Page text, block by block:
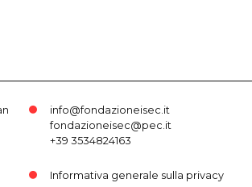
info@fondazioneisec.it
fondazioneisec@pec.it
+39 3534824163
Informativa generale sulla privacy